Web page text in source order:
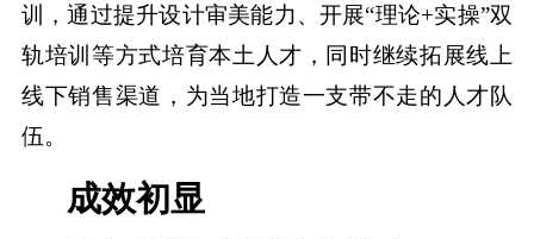
训，通过提升设计审美能力、开展“理论+实操”双
轨培训等方式培育本土人才，同时继续拓展线上
线下销售渠道，为当地打造一支带不走的人才队
伍。
成效初显